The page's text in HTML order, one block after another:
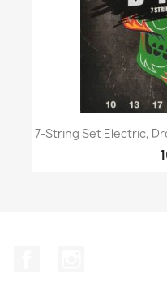
7-String Set Electric,